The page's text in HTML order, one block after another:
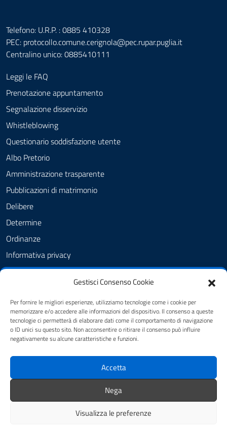
Gestisci Consenso Cookie
Per fornire le migliori esperienze, utilizziamo tecnologie come i cookie per
memorizzare e/o accedere alle informazioni del dispositivo. Il consenso a queste
tecnologie ci permetterà di elaborare dati come il comportamento di navigazione
o ID unici su questo sito. Non acconsentire o ritirare il consenso può influire
negativamente su alcune caratteristiche e funzioni.
Accetta
Nega
Visualizza le preferenze
Telefono: U.R.P. : 0885 410328
PEC: protocollo.comune.cerignola@pec.rupar.puglia.it
Centralino unico: 0885410111
Leggi le FAQ
Prenotazione appuntamento
Segnalazione disservizio
Whistleblowing
Questionario soddisfazione utente
Albo Pretorio
Amministrazione trasparente
Pubblicazioni di matrimonio
Delibere
Determine
Ordinanze
Informativa privacy
Feedback
Dichiarazione di accessibilità
Obiettivi di accessibilità
SEGUICI SU
FB - Amministrazione Comunale
IG - Amministrazione comunale